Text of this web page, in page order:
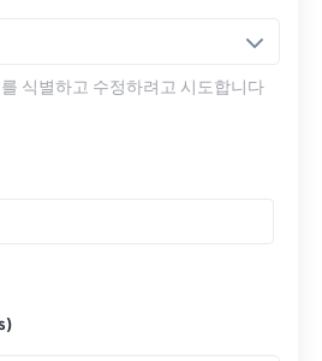
식별하고 수정하려고 시도합니다